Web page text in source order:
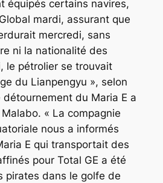
équipés certains navires,
mardi, assurant que
mercredi, sans
ni la nationalité des
le pétrolier se trouvait
du Lianpengyu », selon
détournement du Maria E a
« La compagnie
nous a informés
E qui transportait des
pour Total GE a été
pirates dans le golfe de